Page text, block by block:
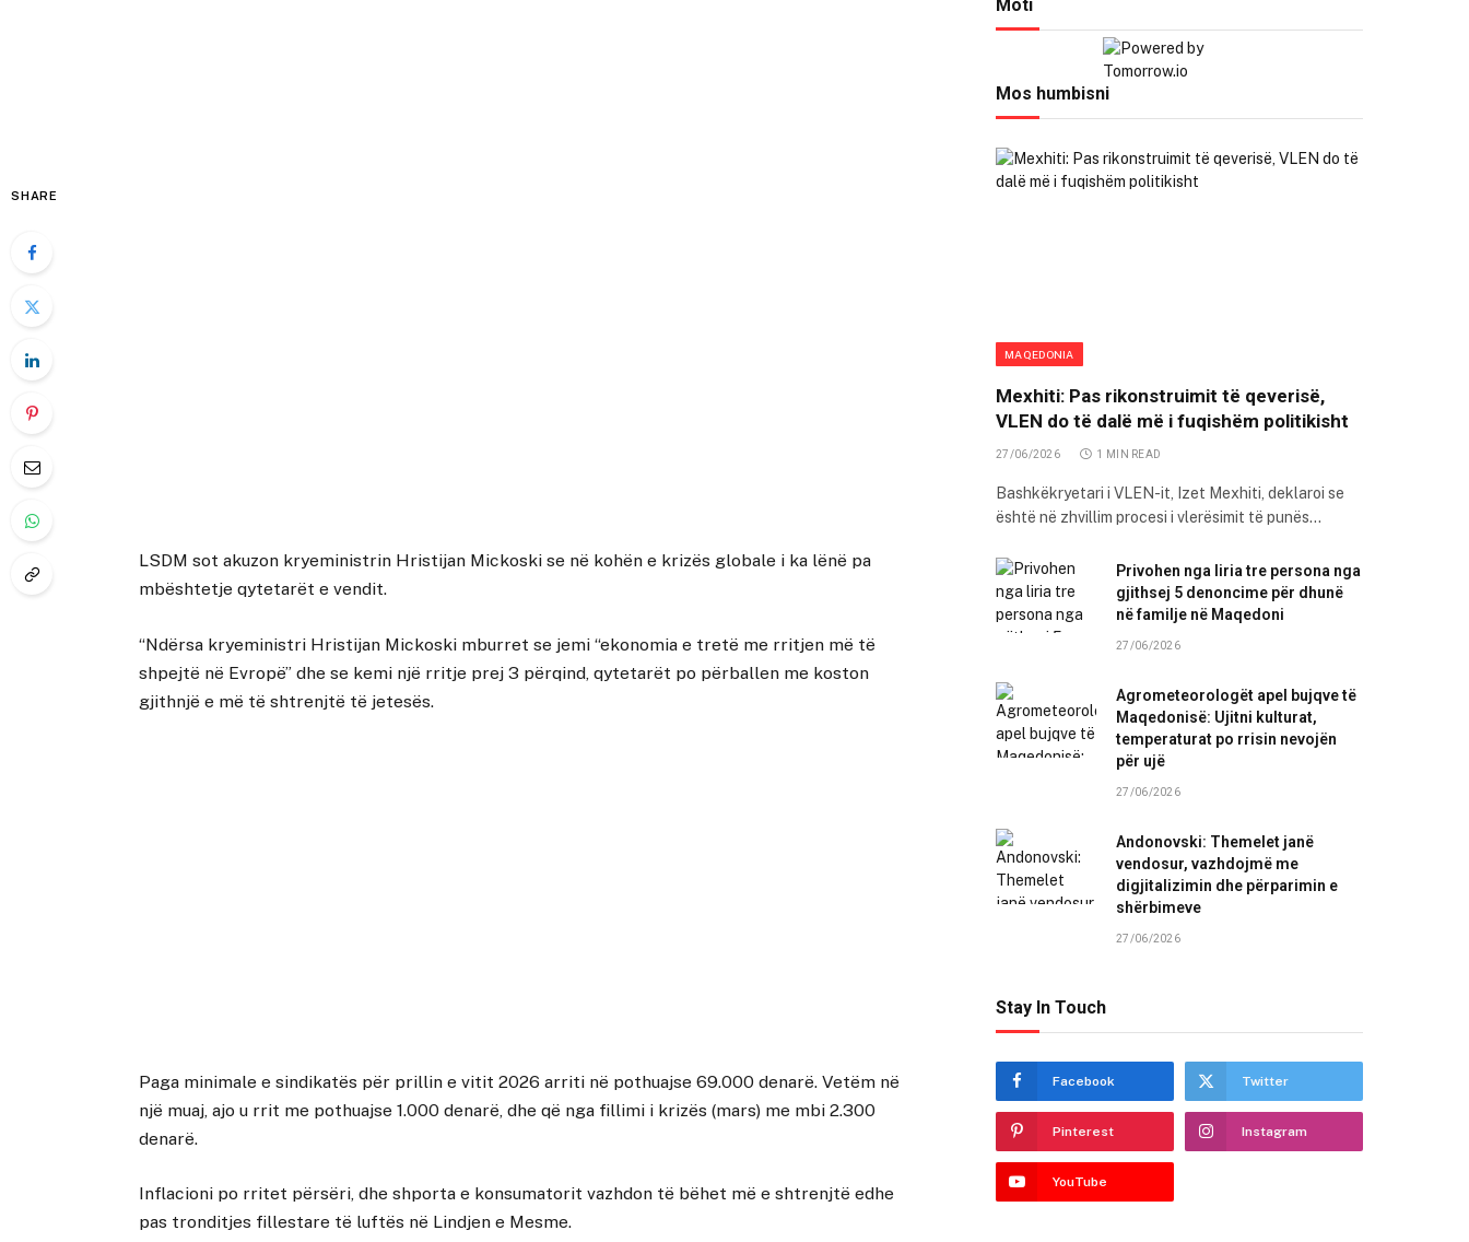
SHARE
LSDM sot akuzon kryeministrin Hristijan Mickoski se në kohën e krizës globale i ka lënë pa
mbështetje qytetarët e vendit.
“Ndërsa kryeministri Hristijan Mickoski mburret se jemi “ekonomia e tretë me rritjen më të
shpejtë në Evropë” dhe se kemi një rritje prej 3 përqind, qytetarët po përballen me koston
gjithnjë e më të shtrenjtë të jetesës.
Paga minimale e sindikatës për prillin e vitit 2026 arriti në pothuajse 69.000 denarë. Vetëm në
një muaj, ajo u rrit me pothuajse 1.000 denarë, dhe që nga fillimi i krizës (mars) me mbi 2.300
denarë.
Inflacioni po rritet përsëri, dhe shporta e konsumatorit vazhdon të bëhet më e shtrenjtë edhe
pas tronditjes fillestare të luftës në Lindjen e Mesme.
Moti
Mos humbisni
MAQEDONIA
Mexhiti: Pas rikonstruimit të qeverisë,
VLEN do të dalë më i fuqishëm politikisht
27/06/2026 1 MIN READ
Bashkëkryetari i VLEN-it, Izet Mexhiti, deklaroi se
është në zhvillim procesi i vlerësimit të punës…
Privohen nga liria tre persona nga
gjithsej 5 denoncime për dhunë
në familje në Maqedoni
27/06/2026
Agrometeorologët apel bujqve të
Maqedonisë: Ujitni kulturat,
temperaturat po rrisin nevojën
për ujë
27/06/2026
Andonovski: Themelet janë
vendosur, vazhdojmë me
digjitalizimin dhe përparimin e
shërbimeve
27/06/2026
Stay In Touch
Facebook Twitter
Pinterest Instagram
YouTube